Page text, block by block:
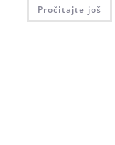
Pročitajte još